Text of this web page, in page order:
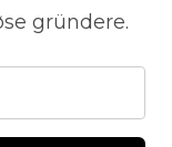
gründere.